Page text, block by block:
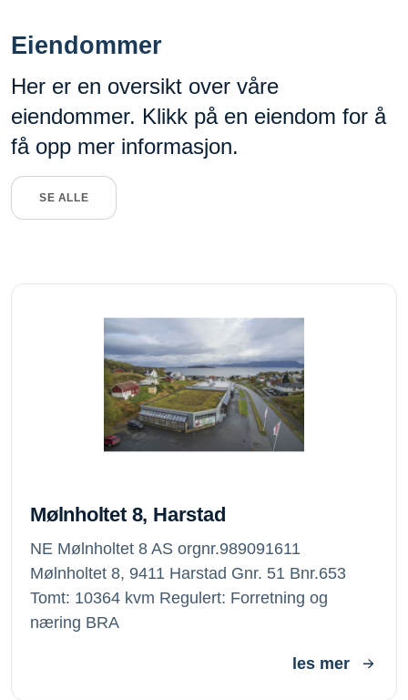
Eiendommer
Her er en oversikt over våre
eiendommer. Klikk på en eiendom for å
få opp mer informasjon.
SE ALLE
Mølnholtet 8, Harstad
Mølnholtet 8, Harstad
NE Mølnholtet 8 AS orgnr.989091611
Mølnholtet 8, 9411 Harstad Gnr. 51 Bnr.653
Tomt: 10364 kvm Regulert: Forretning og
næring BRA
les mer